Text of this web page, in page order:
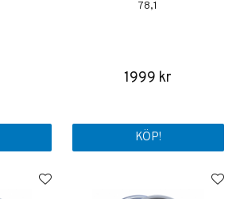
78,1
1999 kr
KÖP!